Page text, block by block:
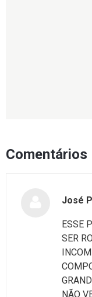
Comentários
José
ESSE
SER
NÃO